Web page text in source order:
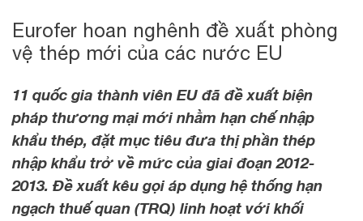
Eurofer hoan nghênh đề xuất phòng
vệ thép mới của các nước EU
11 quốc gia thành viên EU đã đề xuất biện
pháp thương mại mới nhằm hạn chế nhập
khẩu thép, đặt mục tiêu đưa thị phần thép
nhập khẩu trở về mức của giai đoạn 2012-
2013. Đề xuất kêu gọi áp dụng hệ thống hạn
ngạch thuế quan (TRQ) linh hoạt với khối